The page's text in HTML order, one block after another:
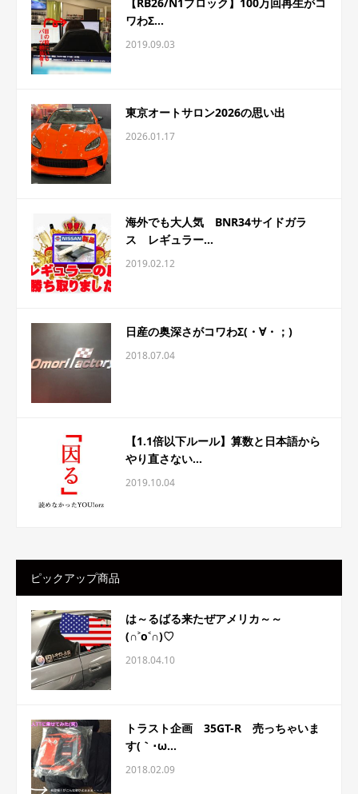
ワわΣ...
2019.09.03
東京オートサロン2026の思い出
2026.01.17
海外でも大人気 BNR34サイドガラ
ス レギュラー...
2019.02.12
日産の奥深さがコワわΣ(・∀・；)
2018.07.04
【1.1倍以下ルール】算数と日本語から
やり直さない...
2019.10.04
ピックアップ商品
は～るばる来たぜアメリカ～～
(∩˃o˂∩)♡
2018.04.10
トラスト企画 35GT-R 売っちゃいま
す(｀･ω...
2018.02.09